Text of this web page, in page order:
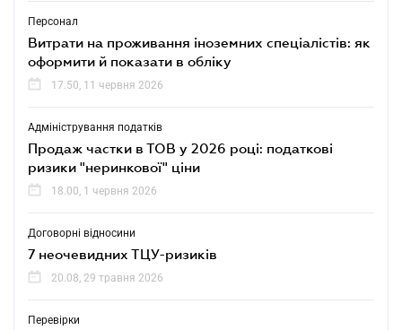
Персонал
Витрати на проживання іноземних спеціалістів: як
оформити й показати в обліку
17.50, 11 червня 2026
Адміністрування податків
Продаж частки в ТОВ у 2026 році: податкові
ризики "неринкової" ціни
18.00, 1 червня 2026
Договорні відносини
7 неочевидних ТЦУ-ризиків
20.08, 29 травня 2026
Перевірки